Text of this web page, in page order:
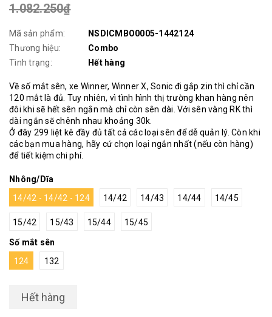
1.082.250₫
Mã sản phẩm:
NSDICMBO0005-1442124
Thương hiệu:
Combo
Tình trạng:
Hết hàng
Về số mắt sên, xe Winner, Winner X, Sonic đi gắp zin thì chỉ cần
120 mắt là đủ. Tuy nhiên, vì tình hình thị trường khan hàng nên
đôi khi sẽ hết sên ngắn mà chỉ còn sên dài. Với sên vàng RK thì
dài ngắn sẽ chênh nhau khoảng 30k.
Ở đây 299 liệt kê đầy đủ tất cả các loại sên để dễ quản lý. Còn khi
các bạn mua hàng, hãy cứ chọn loại ngắn nhất (nếu còn hàng)
để tiết kiệm chi phí.
Nhông/Dĩa
14/42 - 14/42 - 124
14/42 14/43 14/44 14/45
15/42 15/43 15/44 15/45
Số mắt sên
124
132
Hết hàng